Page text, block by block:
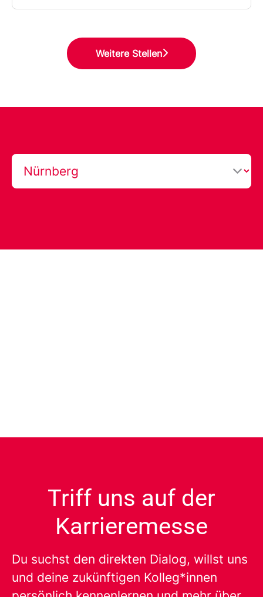
Weitere Stellen
Triff uns auf der
Karrieremesse
Du suchst den direkten Dialog, willst uns
und deine zukünftigen Kolleg*innen